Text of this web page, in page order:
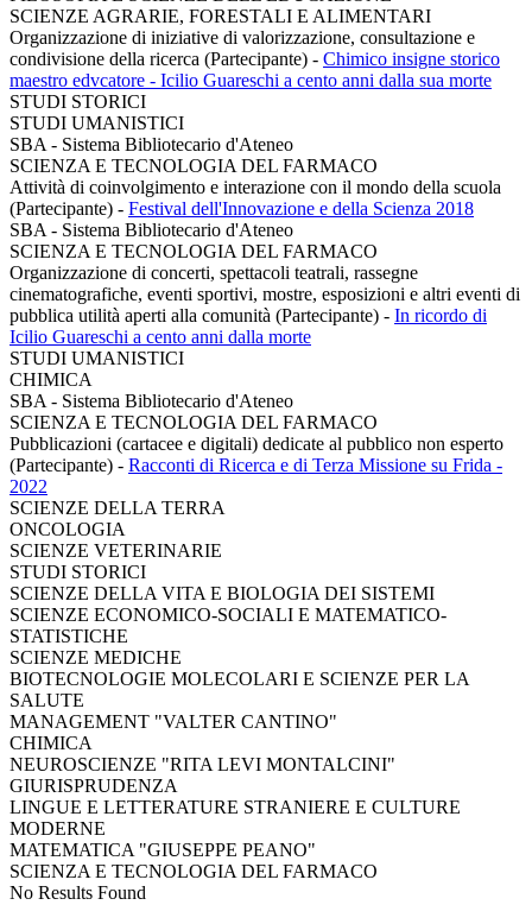
SCIENZE AGRARIE, FORESTALI E ALIMENTARI
Organizzazione di iniziative di valorizzazione, consultazione e
condivisione della ricerca (Partecipante) - Chimico insigne storico
maestro edvcatore - Icilio Guareschi a cento anni dalla sua morte
STUDI STORICI
STUDI UMANISTICI
SBA - Sistema Bibliotecario d'Ateneo
SCIENZA E TECNOLOGIA DEL FARMACO
Attività di coinvolgimento e interazione con il mondo della scuola
(Partecipante) - Festival dell'Innovazione e della Scienza 2018
SBA - Sistema Bibliotecario d'Ateneo
SCIENZA E TECNOLOGIA DEL FARMACO
Organizzazione di concerti, spettacoli teatrali, rassegne
cinematografiche, eventi sportivi, mostre, esposizioni e altri eventi di
pubblica utilità aperti alla comunità (Partecipante) - In ricordo di
Icilio Guareschi a cento anni dalla morte
STUDI UMANISTICI
CHIMICA
SBA - Sistema Bibliotecario d'Ateneo
SCIENZA E TECNOLOGIA DEL FARMACO
Pubblicazioni (cartacee e digitali) dedicate al pubblico non esperto
(Partecipante) - Racconti di Ricerca e di Terza Missione su Frida -
2022
SCIENZE DELLA TERRA
ONCOLOGIA
SCIENZE VETERINARIE
STUDI STORICI
SCIENZE DELLA VITA E BIOLOGIA DEI SISTEMI
SCIENZE ECONOMICO-SOCIALI E MATEMATICO-
STATISTICHE
SCIENZE MEDICHE
BIOTECNOLOGIE MOLECOLARI E SCIENZE PER LA
SALUTE
MANAGEMENT "VALTER CANTINO"
CHIMICA
NEUROSCIENZE "RITA LEVI MONTALCINI"
GIURISPRUDENZA
LINGUE E LETTERATURE STRANIERE E CULTURE
MODERNE
MATEMATICA "GIUSEPPE PEANO"
SCIENZA E TECNOLOGIA DEL FARMACO
No Results Found